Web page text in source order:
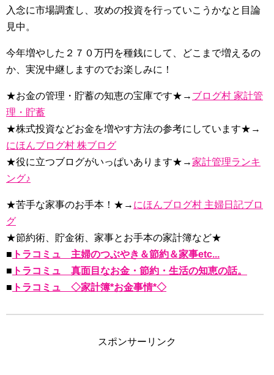
入念に市場調査し、攻めの投資を行っていこうかなと目論
見中。
今年増やした２７０万円を種銭にして、どこまで増えるの
か、実況中継しますのでお楽しみに！
★お金の管理・貯蓄の知恵の宝庫です★→ ブログ村 家計管
理・貯蓄
★株式投資などお金を増やす方法の参考にしています★→
にほんブログ村 株ブログ
★役に立つブログがいっぱいあります★→家計管理ランキ
ング♪
★苦手な家事のお手本！★→ にほんブログ村 主婦日記ブロ
グ
★節約術、貯金術、家事とお手本の家計簿など★
■ トラコミュ 主婦のつぶやき＆節約＆家事etc...
■ トラコミュ 真面目なお金・節約・生活の知恵の話。
■ トラコミュ ◇家計簿*お金事情*◇
スポンサーリンク